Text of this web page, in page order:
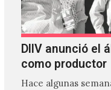
DIIV anunció el
como productor
Hace algunas